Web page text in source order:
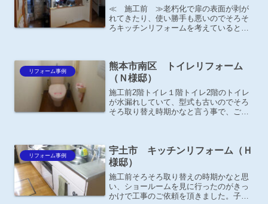
≪ 施工前 ≫老朽化で扉の表面が剥が
れてきたり、使い勝手も悪いのでそろそ
ろキッチンリフォームを考えているとの
他施工事例 浴室出入口...
リフォーム事例
熊本市南区 トイレリフォーム
（Ｎ様邸）
施工前2階トイレ１階トイレ2階のトイレ
が水漏れしていて、型式も古いのでそろ
そろ取り替え時期かなと言う事で、ご相
ご提案をさせて頂きま...
リフォーム事例
宇土市 キッチンリフォーム（Ｈ
様邸）
施工前そろそろ取り替えの時期かなと思
い、ショールームを見に行ったのがきっ
かけで工事のご依頼を頂きました。子育